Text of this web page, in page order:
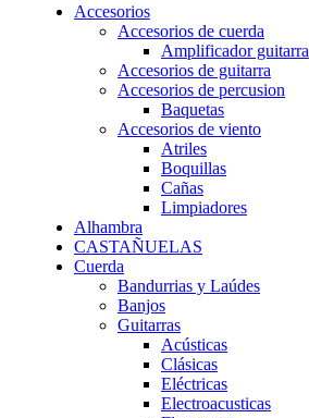
Accesorios
Accesorios de cuerda
Amplificador guitarra
Accesorios de guitarra
Accesorios de percusion
Baquetas
Accesorios de viento
Atriles
Boquillas
Cañas
Limpiadores
Alhambra
CASTAÑUELAS
Cuerda
Bandurrias y Laúdes
Banjos
Guitarras
Acústicas
Clásicas
Eléctricas
Electroacusticas